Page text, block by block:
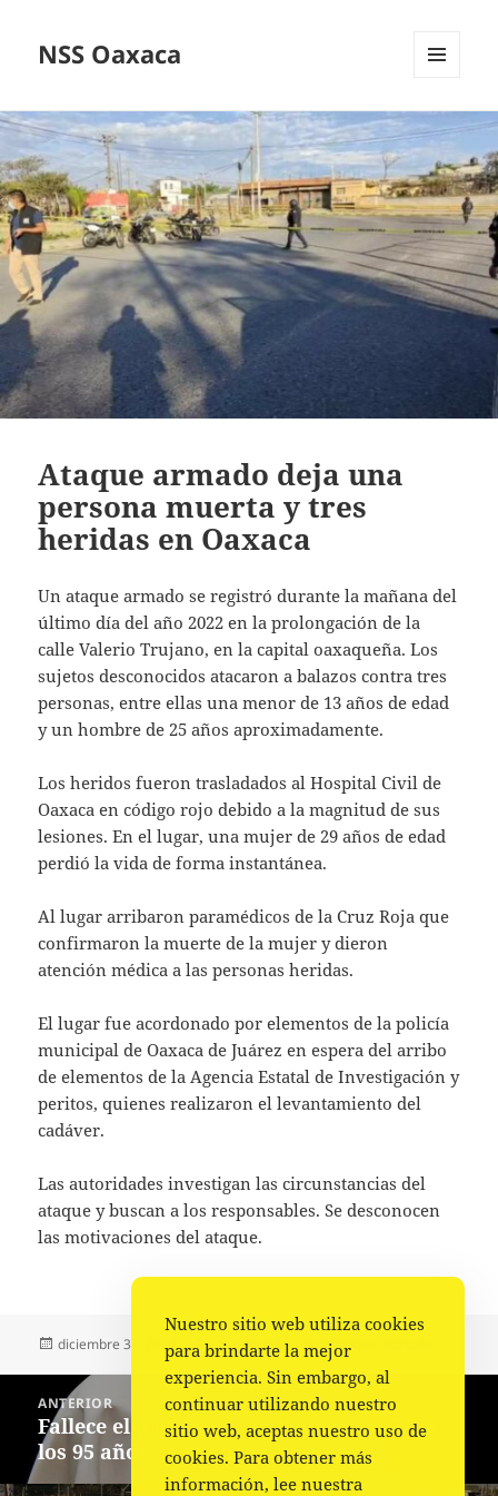
NSS Oaxaca
WIDGETS
Ataque armado deja una
persona muerta y tres
heridas en Oaxaca
Un ataque armado se registró durante la mañana del
último día del año 2022 en la prolongación de la
calle Valerio Trujano, en la capital oaxaqueña. Los
sujetos desconocidos atacaron a balazos contra tres
personas, entre ellas una menor de 13 años de edad
y un hombre de 25 años aproximadamente.
Los heridos fueron trasladados al Hospital Civil de
Oaxaca en código rojo debido a la magnitud de sus
lesiones. En el lugar, una mujer de 29 años de edad
perdió la vida de forma instantánea.
Al lugar arribaron paramédicos de la Cruz Roja que
confirmaron la muerte de la mujer y dieron
atención médica a las personas heridas.
El lugar fue acordonado por elementos de la policía
municipal de Oaxaca de Juárez en espera del arribo
de elementos de la Agencia Estatal de Investigación y
peritos, quienes realizaron el levantamiento del
cadáver.
Las autoridades investigan las circunstancias del
ataque y buscan a los responsables. Se desconocen
las motivaciones del ataque.
Publicado
diciembre 31, 2022 Autor
La redacción Categorías
Policiaca
Navegación
entradas
ANTERIOR
Entrada
anterior:
Fallece el papa emérito Benedicto XVI a
los 95 años de edad
Nuestro sitio web utiliza cookies
para brindarte la mejor
experiencia. Sin embargo, al
continuar utilizando nuestro
sitio web, aceptas nuestro uso de
cookies. Para obtener más
información, lee nuestra